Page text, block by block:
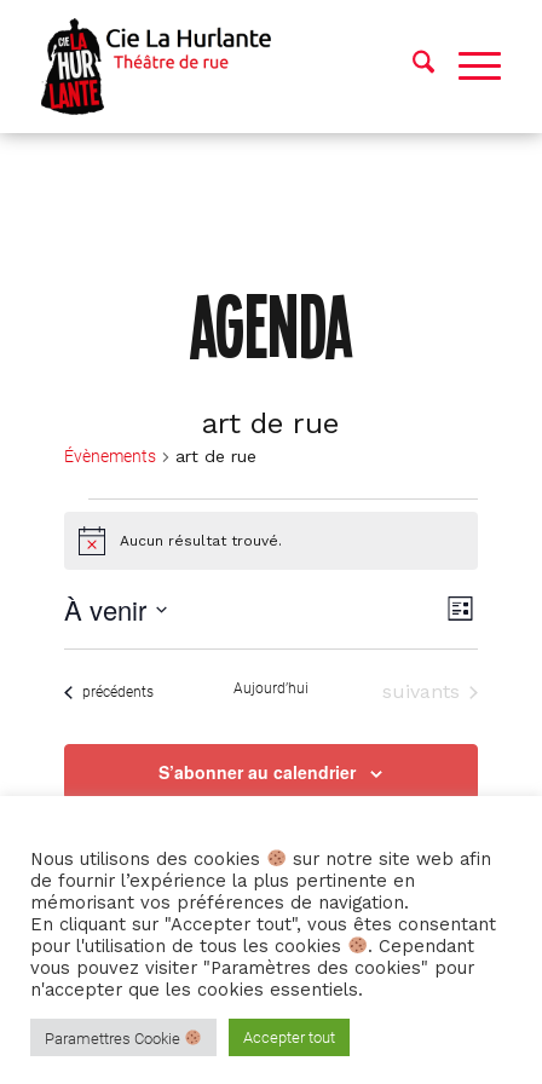
AGENDA
art de rue
Évènements art de rue
Évènements
NoticeAucun résultat trouvé.
par
de
vues
Liste
À venir
date.Évènements
précédents Aujourd’hui Évènements
suivants
S’abonner au calendrier
© Copyright – Cie La Hurlante Mentions Légales
Nous utilisons des cookies
sur notre site web afin
de fournir l’expérience la plus pertinente en
mémorisant vos préférences de navigation.
En cliquant sur "Accepter tout", vous êtes consentant
pour l'utilisation de tous les cookies
. Cependant
vous pouvez visiter "Paramètres des cookies" pour
n'accepter que les cookies essentiels.
Paramettres Cookie Accepter tout